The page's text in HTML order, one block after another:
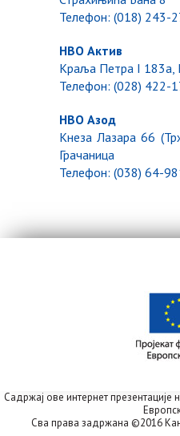
Телефон: (018) 243-
НВО Актив
Краља Петра I 183a,
Телефон: (028) 422-
НВО Азод
Кнеза Лазара 66
Грачаница
Телефон: (038) 64-
Садржај ове интернет
Сва права задржана ©2016